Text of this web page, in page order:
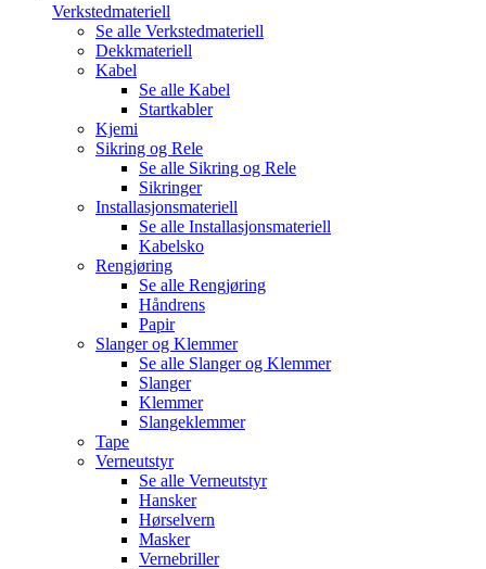
Verkstedmateriell
Se alle Verkstedmateriell
Dekkmateriell
Kabel
Se alle Kabel
Startkabler
Kjemi
Sikring og Rele
Se alle Sikring og Rele
Sikringer
Installasjonsmateriell
Se alle Installasjonsmateriell
Kabelsko
Rengjøring
Se alle Rengjøring
Håndrens
Papir
Slanger og Klemmer
Se alle Slanger og Klemmer
Slanger
Klemmer
Slangeklemmer
Tape
Verneutstyr
Se alle Verneutstyr
Hansker
Hørselvern
Masker
Vernebriller